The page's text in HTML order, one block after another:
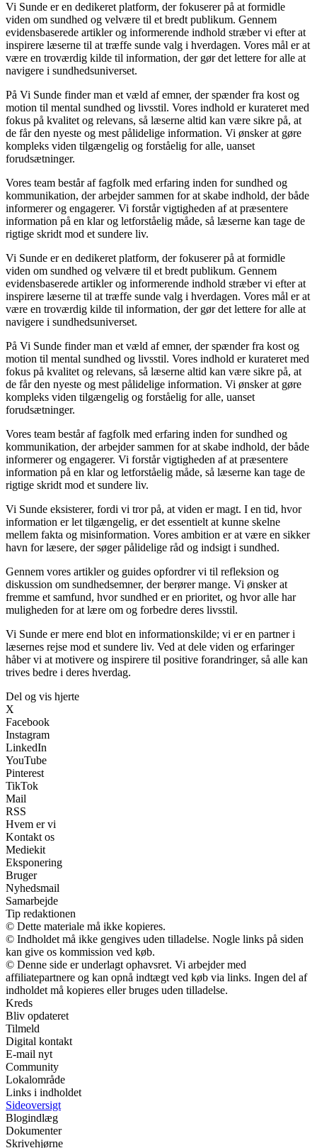
Vi Sunde er en dedikeret platform, der fokuserer på at formidle
viden om sundhed og velvære til et bredt publikum. Gennem
evidensbaserede artikler og informerende indhold stræber vi efter at
inspirere læserne til at træffe sunde valg i hverdagen. Vores mål er at
være en troværdig kilde til information, der gør det lettere for alle at
navigere i sundhedsuniverset.
På Vi Sunde finder man et væld af emner, der spænder fra kost og
motion til mental sundhed og livsstil. Vores indhold er kurateret med
fokus på kvalitet og relevans, så læserne altid kan være sikre på, at
de får den nyeste og mest pålidelige information. Vi ønsker at gøre
kompleks viden tilgængelig og forståelig for alle, uanset
forudsætninger.
Vores team består af fagfolk med erfaring inden for sundhed og
kommunikation, der arbejder sammen for at skabe indhold, der både
informerer og engagerer. Vi forstår vigtigheden af at præsentere
information på en klar og letforståelig måde, så læserne kan tage de
rigtige skridt mod et sundere liv.
Vi Sunde er en dedikeret platform, der fokuserer på at formidle
viden om sundhed og velvære til et bredt publikum. Gennem
evidensbaserede artikler og informerende indhold stræber vi efter at
inspirere læserne til at træffe sunde valg i hverdagen. Vores mål er at
være en troværdig kilde til information, der gør det lettere for alle at
navigere i sundhedsuniverset.
På Vi Sunde finder man et væld af emner, der spænder fra kost og
motion til mental sundhed og livsstil. Vores indhold er kurateret med
fokus på kvalitet og relevans, så læserne altid kan være sikre på, at
de får den nyeste og mest pålidelige information. Vi ønsker at gøre
kompleks viden tilgængelig og forståelig for alle, uanset
forudsætninger.
Vores team består af fagfolk med erfaring inden for sundhed og
kommunikation, der arbejder sammen for at skabe indhold, der både
informerer og engagerer. Vi forstår vigtigheden af at præsentere
information på en klar og letforståelig måde, så læserne kan tage de
rigtige skridt mod et sundere liv.
Vi Sunde eksisterer, fordi vi tror på, at viden er magt. I en tid, hvor
information er let tilgængelig, er det essentielt at kunne skelne
mellem fakta og misinformation. Vores ambition er at være en sikker
havn for læsere, der søger pålidelige råd og indsigt i sundhed.
Gennem vores artikler og guides opfordrer vi til refleksion og
diskussion om sundhedsemner, der berører mange. Vi ønsker at
fremme et samfund, hvor sundhed er en prioritet, og hvor alle har
muligheden for at lære om og forbedre deres livsstil.
Vi Sunde er mere end blot en informationskilde; vi er en partner i
læsernes rejse mod et sundere liv. Ved at dele viden og erfaringer
håber vi at motivere og inspirere til positive forandringer, så alle kan
trives bedre i deres hverdag.
Del og vis hjerte
X
Facebook
Instagram
LinkedIn
YouTube
Pinterest
TikTok
Mail
RSS
Hvem er vi
Kontakt os
Mediekit
Eksponering
Bruger
Nyhedsmail
Samarbejde
Tip redaktionen
© Dette materiale må ikke kopieres.
© Indholdet må ikke gengives uden tilladelse. Nogle links på siden
kan give os kommission ved køb.
© Denne side er underlagt ophavsret. Vi arbejder med
affiliatepartnere og kan opnå indtægt ved køb via links. Ingen del af
indholdet må kopieres eller bruges uden tilladelse.
Kreds
Bliv opdateret
Tilmeld
Digital kontakt
E-mail nyt
Community
Lokalområde
Links i indholdet
Sideoversigt
Blogindlæg
Dokumenter
Skrivehjørne